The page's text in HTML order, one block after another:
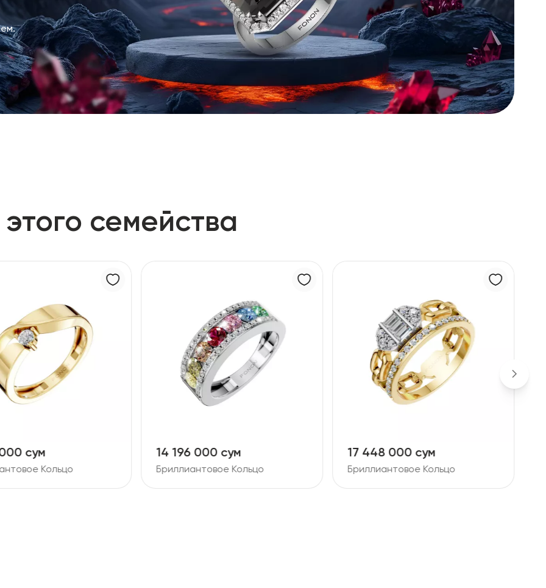
семейства
сум
Кольцо
14 196 000 сум
Бриллиантовое Кольцо
17 448 000 сум
Бриллиантовое Кольцо